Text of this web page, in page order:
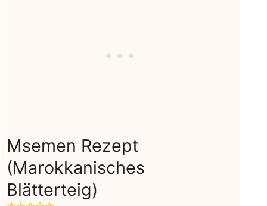
Msemen Rezept
(Marokkanisches
Blätterteig)